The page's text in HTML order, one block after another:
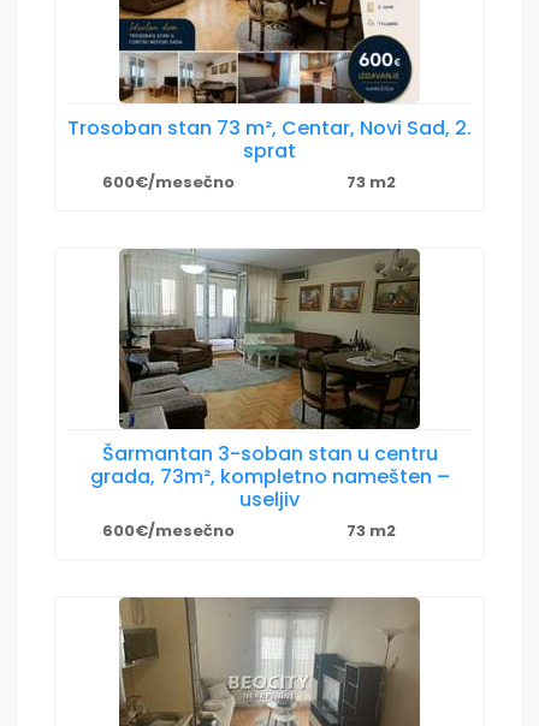
Trosoban stan 73 m², Centar, Novi Sad, 2.
sprat
600€/mesečno 73 m2
Šarmantan 3-soban stan u centru
grada, 73m², kompletno namešten –
useljiv
600€/mesečno 73 m2